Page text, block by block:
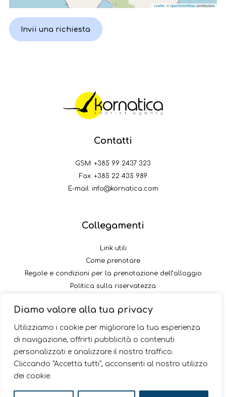
Diamo valore alla tua privacy
Utilizziamo i cookie per migliorare la tua esperienza
di navigazione, offrirti pubblicità o contenuti
personalizzati e analizzare il nostro traffico.
Cliccando “Accetta tutti”, acconsenti al nostro utilizzo
dei cookie.
Leaflet , © OpenStreetMap contributors
Invii una richiesta
Contatti
GSM: +385 99 2437 323
Fax: +385 22 435 989
E-mail: info@kornatica.com
Collegamenti
Link utili
Come prenotare
Regole e condizioni per la prenotazione dell’alloggio
Politica sulla riservatezza
Seguici
© 2026 Kornatica